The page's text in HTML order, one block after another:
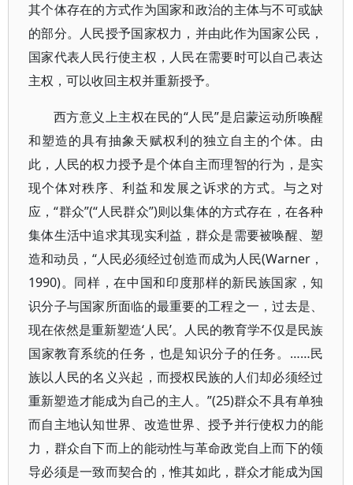
其个体存在的方式作为国家和政治的主体与不可或缺
的部分。人民授予国家权力，并由此作为国家公民，
国家代表人民行使主权，人民在需要时可以自己表达
主权，可以收回主权并重新授予。
西方意义上主权在民的“人民”是启蒙运动所唤醒
和塑造的具有抽象天赋权利的独立自主的个体。由
此，人民的权力授予是个体自主而理智的行为，是实
现个体对秩序、利益和发展之诉求的方式。与之对
应，“群众”(“人民群众”)则以集体的方式存在，在各种
集体生活中追求其现实利益，群众是需要被唤醒、塑
造和动员，“人民必须经过创造而成为人民(Warner，
1990)。同样，在中国和印度那样的新民族国家，知
识分子与国家所面临的最重要的工程之一，过去是、
现在依然是重新塑造‘人民’。人民的教育学不仅是民族
国家教育系统的任务，也是知识分子的任务。……民
族以人民的名义兴起，而授权民族的人们却必须经过
重新塑造才能成为自己的主人。”(25)群众不具有单独
而自主地认知世界、改造世界、授予并行使权力的能
力，群众自下而上的能动性与革命政党自上而下的领
导必须是一致而契合的，惟其如此，群众才能成为国